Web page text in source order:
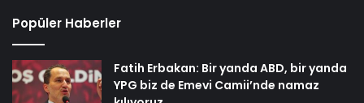
Popüler Haberler
Fatih Erbakan: Bir yanda ABD, bir yanda
YPG biz de Emevi Camii’nde namaz